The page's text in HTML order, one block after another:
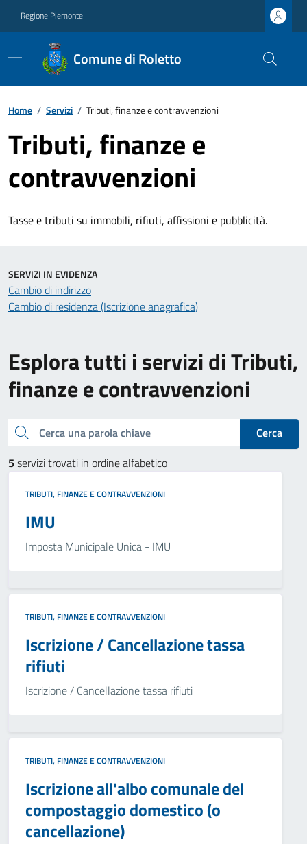
Regione Piemonte
Comune di Roletto
Home / Servizi / Tributi, finanze e contravvenzioni
Tributi, finanze e
contravvenzioni
Tasse e tributi su immobili, rifiuti, affissioni e pubblicità.
Esplora tutti i servizi di Tributi,
finanze e contravvenzioni
Cerca una parola chiave
Cerca
5 servizi trovati in ordine alfabetico
TRIBUTI, FINANZE E CONTRAVVENZIONI
IMU
Imposta Municipale Unica - IMU
TRIBUTI, FINANZE E CONTRAVVENZIONI
Iscrizione / Cancellazione tassa
rifiuti
Iscrizione / Cancellazione tassa rifiuti
TRIBUTI, FINANZE E CONTRAVVENZIONI
Iscrizione all'albo comunale del
compostaggio domestico (o
cancellazione)
SERVIZI IN EVIDENZA
Cambio di indirizzo
Cambio di residenza (Iscrizione anagrafica)